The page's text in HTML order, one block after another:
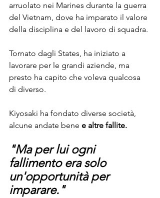
arruolato nei Marines durante la guerra
del Vietnam, dove ha imparato il valore
della disciplina e del lavoro di squadra.
Tornato dagli States, ha iniziato a
lavorare per le grandi aziende, ma
presto ha capito che voleva qualcosa
di diverso.
Kiyosaki ha fondato diverse società,
alcune andate bene e altre fallite.
"Ma per lui ogni
fallimento era solo
un'opportunità per
imparare."